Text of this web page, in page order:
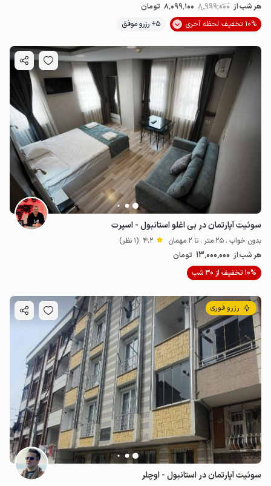
هر شب از 8٬999٬000 8٬099٬100 تومان
10% تخفیف لحظه آخری
5+ رزرو موفق
سوئیت آپارتمان در بی اغلو استانبول - اسپرت
بدون خواب . 25 متر . تا 2 مهمان 4.2 (1 نظر)
هر شب از 13٬000٬000 تومان
10% تخفیف از 30 شب
رزرو فوری
سوئیت آپارتمان در استانبول - اوچلر